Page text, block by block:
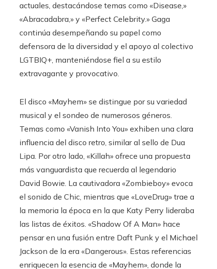
actuales, destacándose temas como «Disease,»
«Abracadabra,» y «Perfect Celebrity.» Gaga
continúa desempeñando su papel como
defensora de la diversidad y el apoyo al colectivo
LGTBIQ+, manteniéndose fiel a su estilo
extravagante y provocativo.
El disco «Mayhem» se distingue por su variedad
musical y el sondeo de numerosos géneros.
Temas como «Vanish Into You» exhiben una clara
influencia del disco retro, similar al sello de Dua
Lipa. Por otro lado, «Killah» ofrece una propuesta
más vanguardista que recuerda al legendario
David Bowie. La cautivadora «Zombieboy» evoca
el sonido de Chic, mientras que «LoveDrug» trae a
la memoria la época en la que Katy Perry lideraba
las listas de éxitos. «Shadow Of A Man» hace
pensar en una fusión entre Daft Punk y el Michael
Jackson de la era «Dangerous». Estas referencias
enriquecen la esencia de «Mayhem», donde la